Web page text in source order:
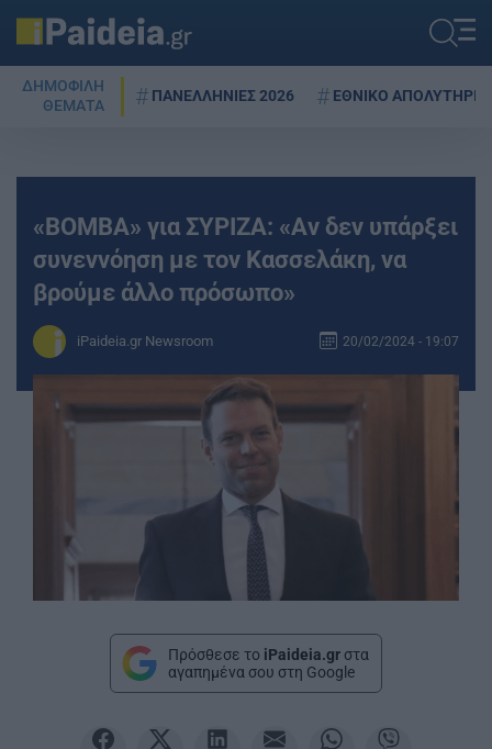
ΔΗΜΟΦΙΛΗ
ΘΕΜΑΤΑ
ΠΑΝΕΛΛΗΝΙΕΣ 2026 ΕΘΝΙΚΟ ΑΠΟΛΥΤΗΡΙΟ
«ΒΟΜΒΑ» για ΣΥΡΙΖΑ: «Aν δεν υπάρξει
συνεννόηση με τον Κασσελάκη, να
βρούμε άλλο πρόσωπο»
iPaideia.gr Newsroom 20/02/2024 - 19:07
Πρόσθεσε το iPaideia.gr στα
αγαπημένα σου στη Google